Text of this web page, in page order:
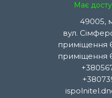
Має
49005,
вул.
приміщення
приміщення